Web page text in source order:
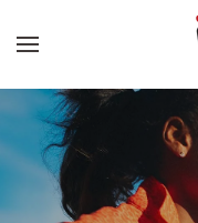
Panneau de gestion des